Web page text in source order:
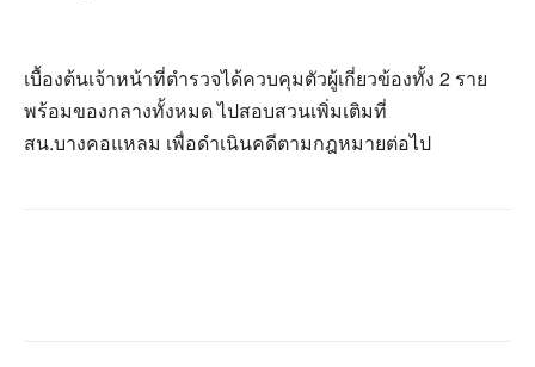
เบื้องต้นเจ้าหน้าที่ตำรวจได้ควบคุมตัวผู้เกี่ยวข้องทั้ง 2 ราย
พร้อมของกลางทั้งหมด ไปสอบสวนเพิ่มเติมที่
สน.บางคอแหลม เพื่อดำเนินคดีตามกฎหมายต่อไป